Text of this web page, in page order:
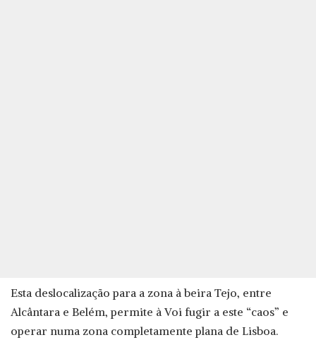
Esta deslocalização para a zona à beira Tejo, entre
Alcântara e Belém, permite à Voi fugir a este “caos” e
operar numa zona completamente plana de Lisboa.